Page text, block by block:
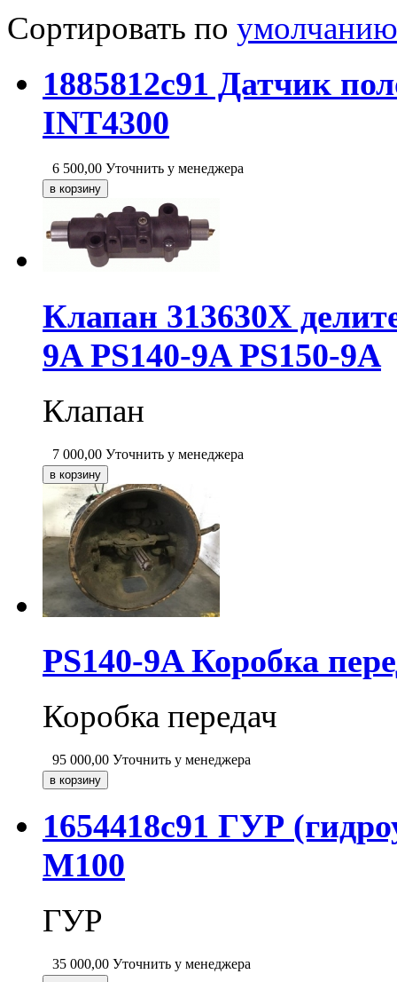
Сортировать по умолчанию
1885812c91 Датчик
INT4300
6 500,00 Уточнить у менеджера
Клапан 313630X
9A PS140-9A PS150-9A
Клапан
7 000,00 Уточнить у менеджера
PS140-9A Коробка
Коробка передач
95 000,00 Уточнить у менеджера
1654418c91 ГУР
M100
ГУР
35 000,00 Уточнить у менеджера